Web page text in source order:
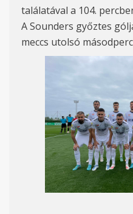
találatával a 104.
A Sounders győztes
meccs utolsó